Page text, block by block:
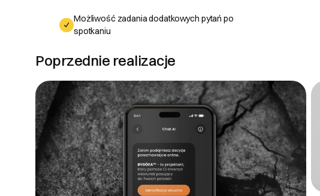
Prawa konsumenta
O Partnerze
I. Dane Sprzedającego
BYGÓRA DESIGN - Bartosz Góra
Kossaka 31/3 -
47-400 Racibórz
NIP: 9282012704
czesc@bygoradesign.pl
Zobacz email
II. Anulacje zamówień i zwroty
Możliwość zadania dodatkowych pytań po
spotkaniu
Poprzednie realizacje